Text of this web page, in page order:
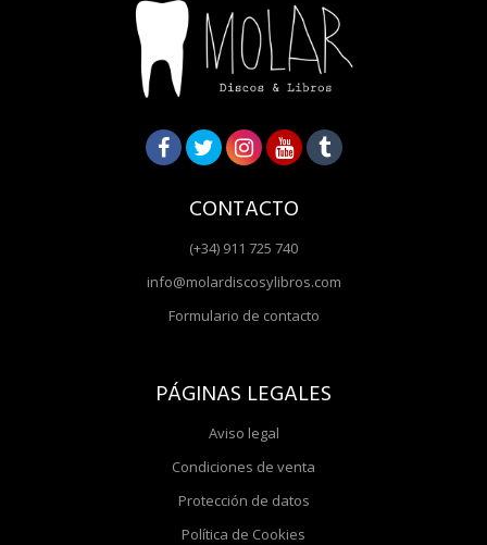
CONTACTO
(+34) 911 725 740
info@molardiscosylibros.com
Formulario de contacto
PÁGINAS LEGALES
Aviso legal
Condiciones de venta
Protección de datos
Política de Cookies